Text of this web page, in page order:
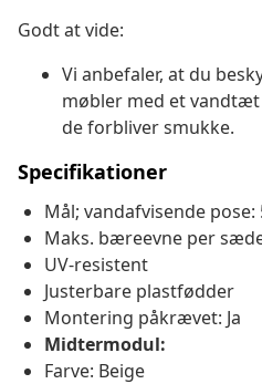
Godt at vide:
Vi anbefaler, at du
møbler med et
de forbliver smukke.
Specifikationer
Mål; vandafvisende pose:
Maks. bæreevne per
UV-resistent
Justerbare plastfødder
Montering påkrævet: Ja
Midtermodul:
Farve: Beige